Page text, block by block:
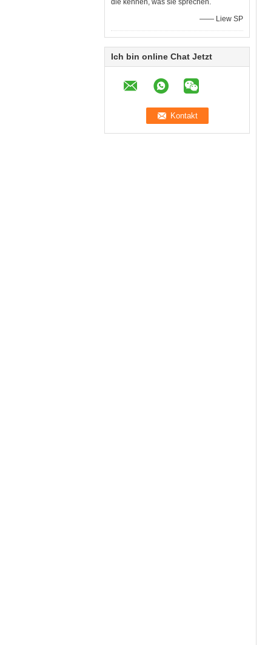
die kennen, was sie sprechen.
—— Liew SP
Ich bin online Chat Jetzt